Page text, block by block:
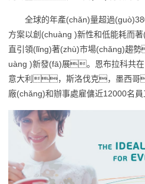
全球的年產(chǎn)量超過
方案以創(chuàng )新性和低能耗
直引領(lǐng)著(zhù)市場(chǎng)趨
uàng )新發(fā)展。恩布拉科共
意大利，斯洛伐克，墨西
廠(chǎng)和辦事處雇傭近12000名